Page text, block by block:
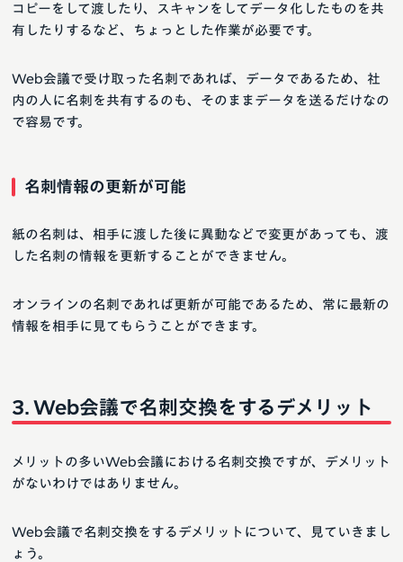
コピーをして渡したり、スキャンをしてデータ化したものを共
有したりするなど、ちょっとした作業が必要です。
Web会議で受け取った名刺であれば、データであるため、社
内の人に名刺を共有するのも、そのままデータを送るだけなの
で容易です。
名刺情報の更新が可能
紙の名刺は、相手に渡した後に異動などで変更があっても、渡
した名刺の情報を更新することができません。
オンラインの名刺であれば更新が可能であるため、常に最新の
情報を相手に見てもらうことができます。
Web会議で名刺交換をするデメリット
メリットの多いWeb会議における名刺交換ですが、デメリット
がないわけではありません。
Web会議で名刺交換をするデメリットについて、見ていきまし
ょう。